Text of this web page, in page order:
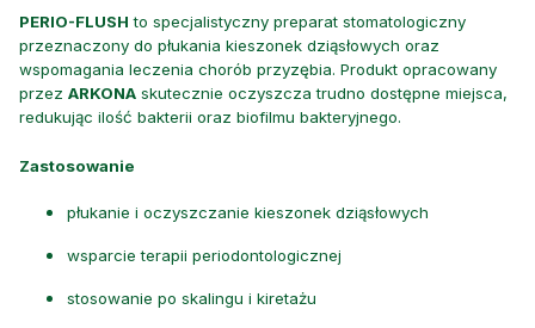
PERIO-FLUSH to specjalistyczny preparat stomatologiczny
przeznaczony do płukania kieszonek dziąsłowych oraz
wspomagania leczenia chorób przyzębia. Produkt opracowany
przez ARKONA skutecznie oczyszcza trudno dostępne miejsca,
redukując ilość bakterii oraz biofilmu bakteryjnego.
Zastosowanie
płukanie i oczyszczanie kieszonek dziąsłowych
wsparcie terapii periodontologicznej
stosowanie po skalingu i kiretażu